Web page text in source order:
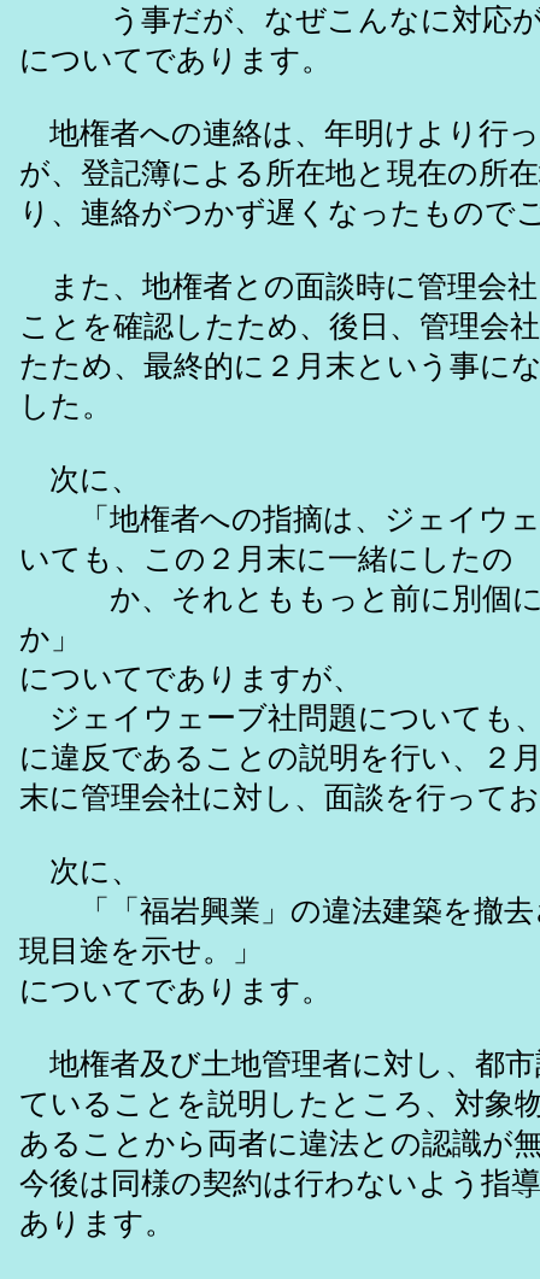
う事だが、なぜこんなに対応が
についてであります。
地権者への連絡は、年明けより行
が、登記簿による所在地と現在の所
り、連絡がつかず遅くなったもので
また、地権者との面談時に管理会
ことを確認したため、後日、管理会
たため、最終的に２月末という事に
した。
次に、
「地権者への指摘は、ジェイウェ
いても、この２月末に一緒にしたの
か、それとももっと前に別個に
か」
についてでありますが、
ジェイウェーブ社問題についても
に違反であることの説明を行い、２
末に管理会社に対し、面談を行って
次に、
「「福岩興業」の違法建築を撤去
現目途を示せ。」
についてであります。
地権者及び土地管理者に対し、都
ていることを説明したところ、対象
あることから両者に違法との認識が
今後は同様の契約は行わないよう指
あります。